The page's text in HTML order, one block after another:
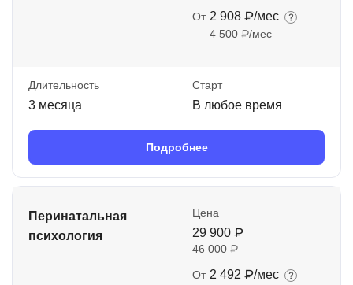
От 2 908 ₽/мес
4 500 ₽/мес
Длительность
3 месяца
Старт
В любое время
Подробнее
Перинатальная
психология
Цена
29 900 ₽
46 000 ₽
От 2 492 ₽/мес